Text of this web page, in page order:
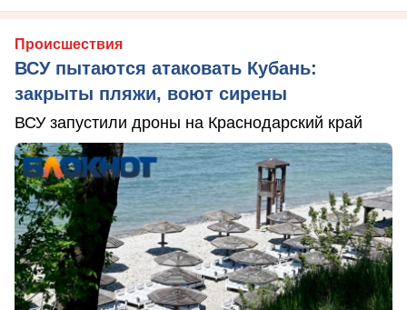
Происшествия
ВСУ пытаются атаковать Кубань:
закрыты пляжи, воют сирены
ВСУ запустили дроны на Краснодарский край